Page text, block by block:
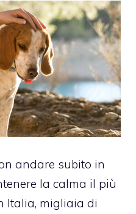
andare subito in
la calma il più
Italia, migliaia di